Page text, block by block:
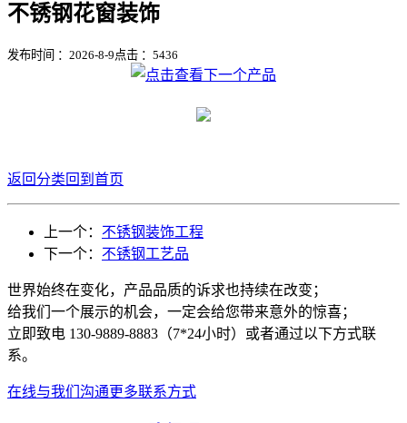
不锈钢花窗装饰
发布时间 ：2026-8-9 点击 ： 5436
返回分类回到首页
上一个： 不锈钢装饰工程
下一个： 不锈钢工艺品
世界始终在变化，产品品质的诉求也持续在改变；
给我们一个展示的机会，一定会给您带来意外的惊喜；
立即致电 130-9889-8883（7*24小时）或者通过以下方式联
系。
在线与我们沟通更多联系方式